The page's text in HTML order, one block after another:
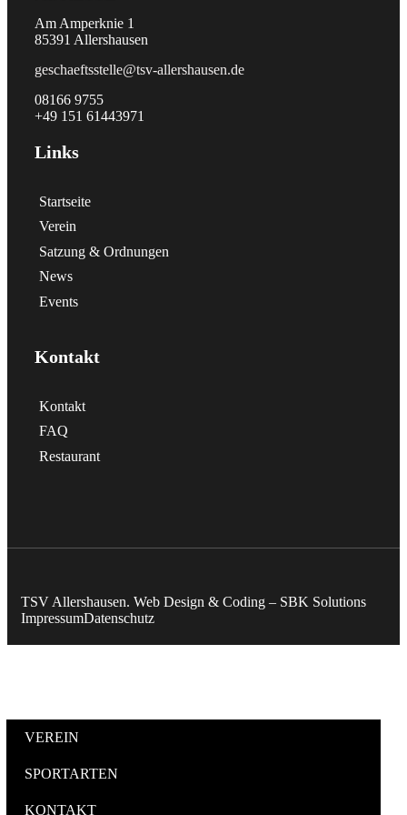
Am Amperknie 1
85391 Allershausen
geschaeftsstelle@tsv-allershausen.de
08166 9755
+49 151 61443971
Links
Startseite
Verein
Satzung & Ordnungen
News
Events
Kontakt
Kontakt
FAQ
Restaurant
TSV Allershausen. Web Design & Coding – SBK Solutions
ImpressumDatenschutz
VEREIN
SPORTARTEN
KONTAKT